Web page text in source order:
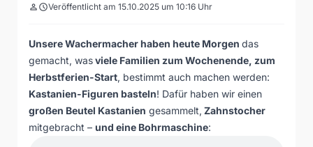
personscheduleVeröffentlicht am 15.10.2025 um 10:16 Uhr
Unsere Wachermacher haben heute Morgen das
gemacht, wasviele Familien zum Wochenende, zum
Herbstferien-Start, bestimmt auch machen werden:
Kastanien-Figuren basteln! Dafür haben wir einen
großen Beutel Kastanien gesammelt, Zahnstocher
mitgebracht – und eine Bohrmaschine: